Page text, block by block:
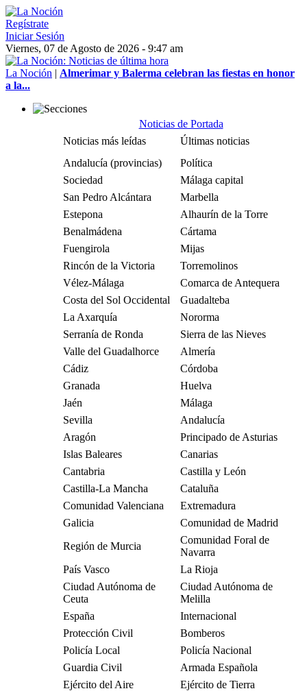
Regístrate
Iniciar Sesión
Viernes, 07 de Agosto de 2026 - 9:47 am
La Noción | Almerimar y Balerma celebran las fiestas en honor
a la...
Noticias de Portada
Noticias más leídas
Últimas noticias
Andalucía (provincias)
Política
Sociedad
Málaga capital
San Pedro Alcántara
Marbella
Estepona
Alhaurín de la Torre
Benalmádena
Cártama
Fuengirola
Mijas
Rincón de la Victoria
Torremolinos
Vélez-Málaga
Comarca de Antequera
Costa del Sol Occidental
Guadalteba
La Axarquía
Nororma
Serranía de Ronda
Sierra de las Nieves
Valle del Guadalhorce
Almería
Cádiz
Córdoba
Granada
Huelva
Jaén
Málaga
Sevilla
Andalucía
Aragón
Principado de Asturias
Islas Baleares
Canarias
Cantabria
Castilla y León
Castilla-La Mancha
Cataluña
Comunidad Valenciana
Extremadura
Galicia
Comunidad de Madrid
Región de Murcia
Comunidad Foral de
Navarra
País Vasco
La Rioja
Ciudad Autónoma de
Ceuta
Ciudad Autónoma de
Melilla
España
Internacional
Protección Civil
Bomberos
Policía Local
Policía Nacional
Guardia Civil
Armada Española
Ejército del Aire
Ejército de Tierra